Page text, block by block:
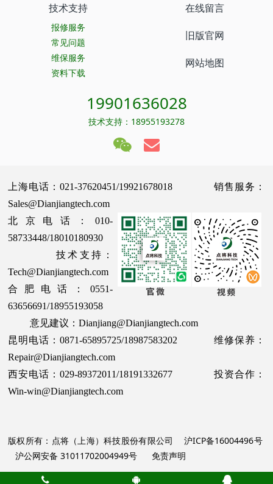
技术支持
报修服务
常见问题
维保服务
资料下载
在线留言
旧版官网
网站地图
19901636028
技术支持：18955193278
上海电话：021-37620451/19921678018 销售服务：
Sales@Dianjiangtech.com
北京电话：010-
58733448/18010180930
技术支持：
Tech@Dianjiangtech.com
合肥电话：0551-
63656691/18955193058
意见建议：Dianjiang@Dianjiangtech.com
昆明电话：0871-65895725/18987583202 维修保养：
Repair@Dianjiangtech.com
西安电话：029-89372011/18191332677 投资合作：
Win-win@Dianjiangtech.com
版权所有：点将（上海）科技股份有限公司 沪ICP备16004496号
沪公网安备 31011702004949号
免责声明